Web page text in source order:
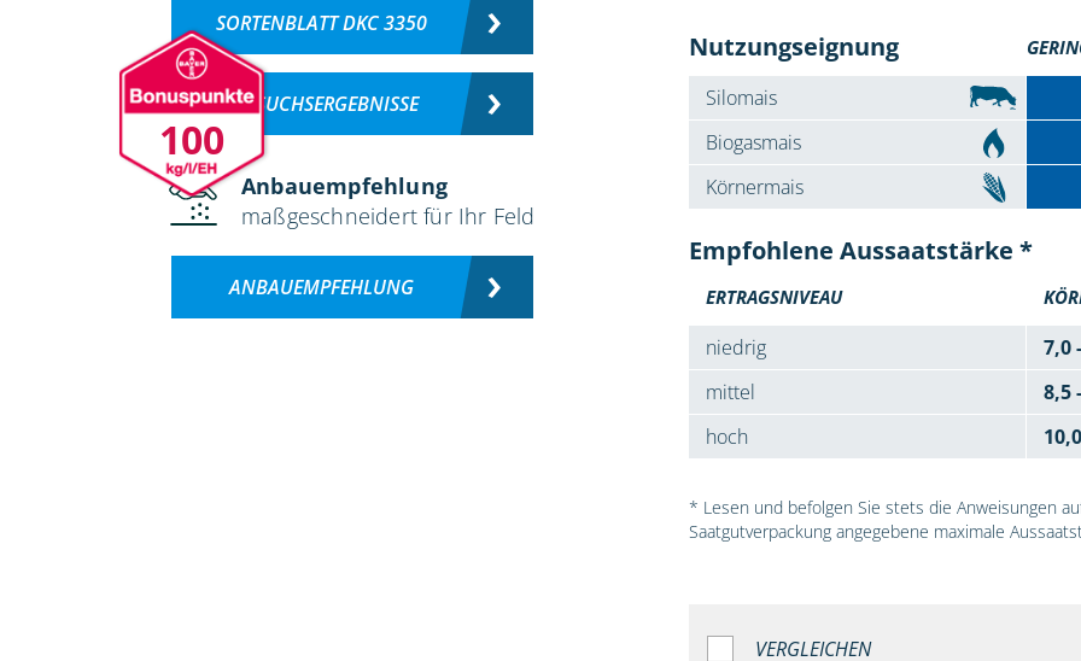
100
SORTENBLATT DKC 3350
VERSUCHSERGEBNISSE
Anbauempfehlung
maßgeschneidert für Ihr Feld
ANBAUEMPFEHLUNG
Nutzungseignung
Silomais
Biogasmais
Körnermais
Empfohlene Aussaatstärke *
ERTRAGSNIVEAU
niedrig
7,0
mittel
8,5
hoch
10,0
* Lesen und befolgen Sie stets die Anweisungen
Saatgutverpackung angegebene maximale
VERGLEICHEN